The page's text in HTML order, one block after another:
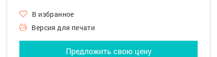
В избранное
Версия для печати
Предложить свою цену